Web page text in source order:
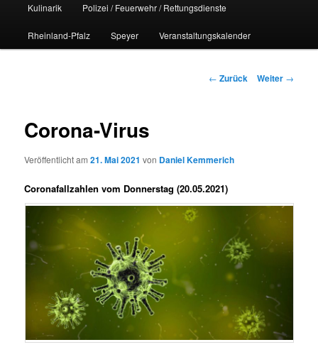
Kulinarik Polizei / Feuerwehr / Rettungsdienste
Rheinland-Pfalz Speyer Veranstaltungskalender
Beitrags-
← Zurück Weiter →
Corona-Virus
Veröffentlicht am21. Mai 2021 von Daniel Kemmerich
Coronafallzahlen vom Donnerstag (20.05.2021)